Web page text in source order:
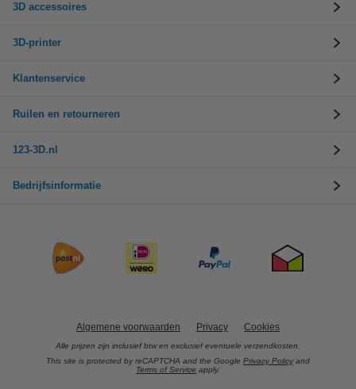
3D accessoires
3D-printer
Klantenservice
Ruilen en retourneren
123-3D.nl
Bedrijfsinformatie
Algemene voorwaarden Privacy Cookies
Alle prijzen zijn inclusief btw en exclusief eventuele verzendkosten.
This site is protected by reCAPTCHA and the Google Privacy Policy and
Terms of Service apply.